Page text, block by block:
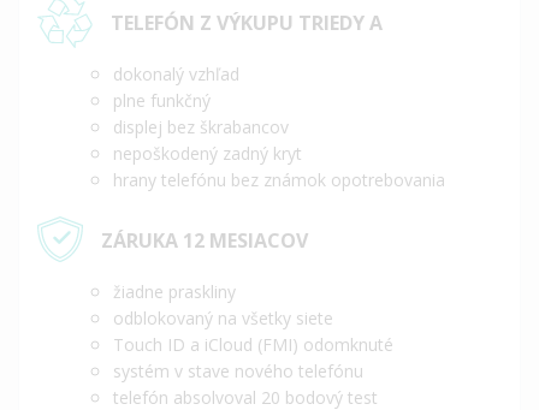
TELEFÓN Z VÝKUPU TRIEDY A
dokonalý vzhľad
plne funkčný
displej bez škrabancov
nepoškodený zadný kryt
hrany telefónu bez známok opotrebovania
ZÁRUKA 12 MESIACOV
žiadne praskliny
odblokovaný na všetky siete
Touch ID a iCloud (FMI) odomknuté
systém v stave nového telefónu
telefón absolvoval 20 bodový test